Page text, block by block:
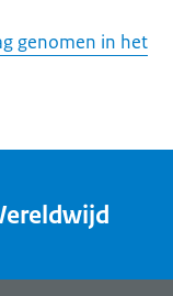
genomen in het